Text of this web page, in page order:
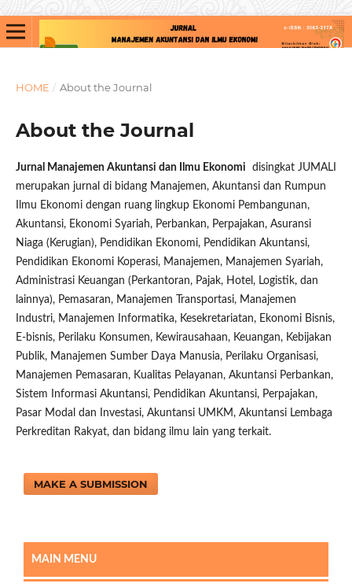
HOME / About the Journal
About the Journal
Jurnal Manajemen Akuntansi dan Ilmu Ekonomi disingkat JUMALI
merupakan jurnal di bidang Manajemen, Akuntansi dan Rumpun
Ilmu Ekonomi dengan ruang lingkup Ekonomi Pembangunan,
Akuntansi, Ekonomi Syariah, Perbankan, Perpajakan, Asuransi
Niaga (Kerugian), Pendidikan Ekonomi, Pendidikan Akuntansi,
Pendidikan Ekonomi Koperasi, Manajemen, Manajemen Syariah,
Administrasi Keuangan (Perkantoran, Pajak, Hotel, Logistik, dan
lainnya), Pemasaran, Manajemen Transportasi, Manajemen
Industri, Manajemen Informatika, Kesekretariatan, Ekonomi Bisnis,
E-bisnis, Perilaku Konsumen, Kewirausahaan, Keuangan, Kebijakan
Publik, Manajemen Sumber Daya Manusia, Perilaku Organisasi,
Manajemen Pemasaran, Kualitas Pelayanan, Akuntansi Perbankan,
Sistem Informasi Akuntansi, Pendidikan Akuntansi, Perpajakan,
Pasar Modal dan Investasi, Akuntansi UMKM, Akuntansi Lembaga
Perkreditan Rakyat, dan bidang ilmu lain yang terkait.
MAKE A SUBMISSION
MAIN MENU